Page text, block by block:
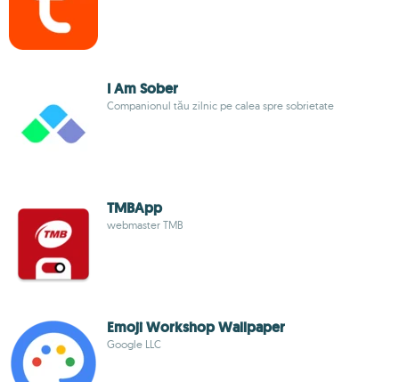
I Am Sober
Companionul tău zilnic pe calea spre sobrietate
TMBApp
webmaster TMB
Emoji Workshop Wallpaper
Google LLC